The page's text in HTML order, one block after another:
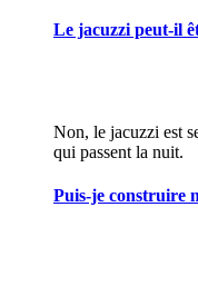
Le jacuzzi peut-il
Non, le jacuzzi est
qui passent la nuit.
Puis-je construire